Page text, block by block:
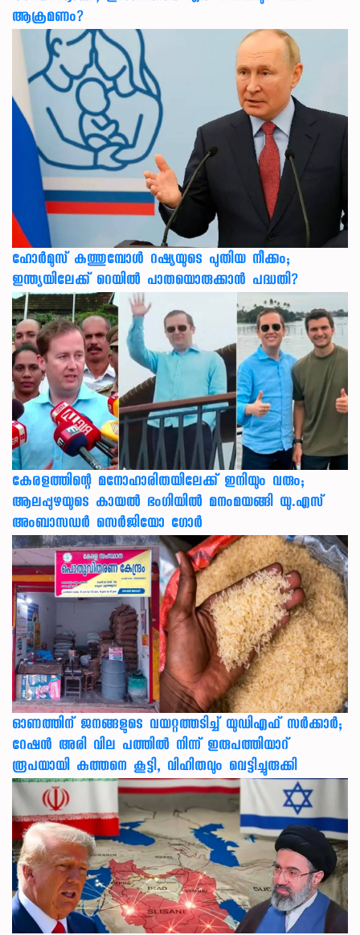
ആക്രമണം?
ഹോർമുസ് കത്തുമ്പോൾ റഷ്യയുടെ പുതിയ നീക്കം;
ഇന്ത്യയിലേക്ക് റെയിൽ പാതയൊരുക്കാൻ പദ്ധതി?
കേരളത്തിന്റെ മനോഹാരിതയിലേക്ക് ഇനിയും വരും;
ആലപ്പുഴയുടെ കായൽ ഭംഗിയിൽ മനംമയങ്ങി യു.എസ്
അംബാസഡർ സെർജിയോ ഗോർ
ഓണത്തിന് ജനങ്ങളുടെ വയറ്റത്തടിച്ച് യുഡിഎഫ് സർക്കാർ;
റേഷൻ അരി വില പത്തിൽ നിന്ന് ഇരുപത്തിയാറ്
രൂപയായി കുത്തനെ കൂട്ടി, വിഹിതവും വെട്ടിച്ചുരുക്കി